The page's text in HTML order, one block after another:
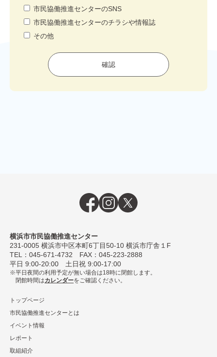
市民協働推進センターのSNS
市民協働推進センターのチラシや情報誌
その他
横浜市市民協働推進センター
231-0005 横浜市中区本町6丁⽬50-10 横浜市庁舎１F
TEL： 045-671-4732 FAX：045-223-2888
平⽇ 9:00-20:00 ⼟⽇祝 9:00-17:00
平日夜間の利用予定が無い場合は18時に閉館します。
閉館時間はカレンダーをご確認ください。
トップページ
市民協働推進センターとは
イベント情報
レポート
取組紹介